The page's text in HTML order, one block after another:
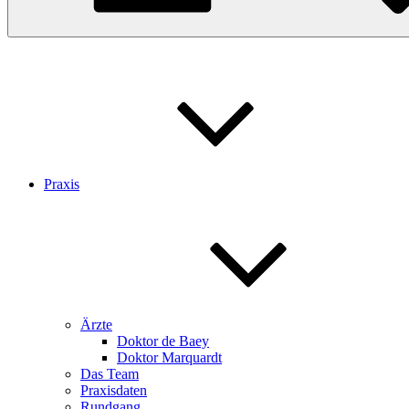
Praxis
Ärzte
Doktor de Baey
Doktor Marquardt
Das Team
Praxisdaten